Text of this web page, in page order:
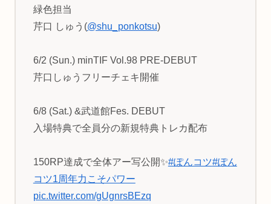
緑色担当
芹口 しゅう(@shu_ponkotsu)
6/2 (Sun.) minTIF Vol.98 PRE-DEBUT
芹口しゅうフリーチェキ開催
6/8 (Sat.) &武道館Fes. DEBUT
入場特典で全員分の新規特典トレカ配布
150RP達成で全体アー写公開✨#ぽんコツ#ぽん
コツ1周年力こそパワー
pic.twitter.com/gUgnrsBEzq